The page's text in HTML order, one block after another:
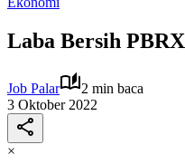
Laba Bersih
Job Palar
2 min baca
3 Oktober 2022
×